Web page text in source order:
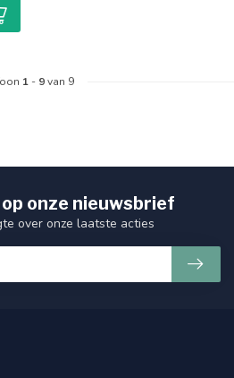
1 - 9van 9
onze nieuwsbrief
over onze laatste acties